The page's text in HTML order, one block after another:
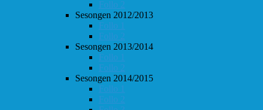
Follo 2
Sesongen 2012/2013
Follo 1
Follo 2
Sesongen 2013/2014
Follo 1
Follo 2
Sesongen 2014/2015
Follo 1
Follo 2